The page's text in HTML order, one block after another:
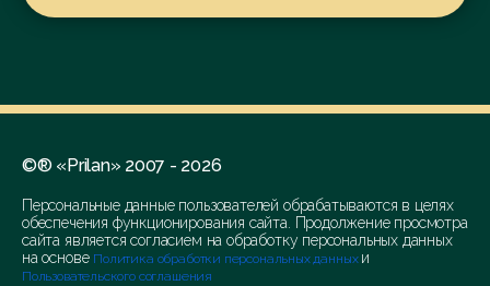
пластмассовых;
Клепка дубовая;
Колонны для конструкций
Колонны из цементов;
Колпаки дымовых труб неметаллические;
Консоли для конструкций
©® «Prilan» 2007 - 2026
Персональные данные пользователей обрабатываются в целях
обеспечения функционирования сайта. Продолжение просмотра
сайта является согласием на обработку персональных данных
на основе Политика обработки персональных данных и
Пользовательского соглашения